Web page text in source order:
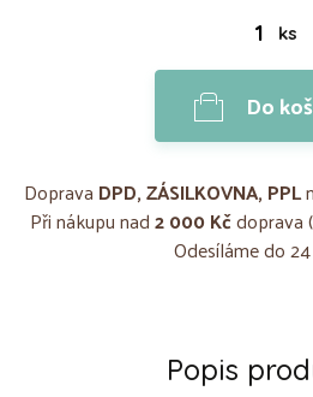
ks
Do
Doprava DPD, ZÁSILKOVNA, PPL
Při nákupu nad2 000 Kčdoprava
Odesíláme do
Popis